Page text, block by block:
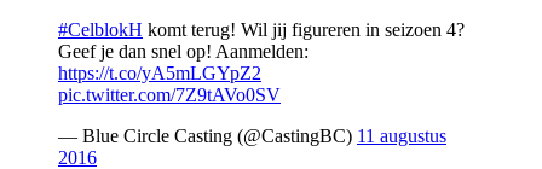
#CelblokH komt terug! Wil jij figureren in seizoen 4?
Geef je dan snel op! Aanmelden:
https://t.co/yA5mLGYpZ2
pic.twitter.com/7Z9tAVo0SV
— Blue Circle Casting (@CastingBC) 11 augustus
2016